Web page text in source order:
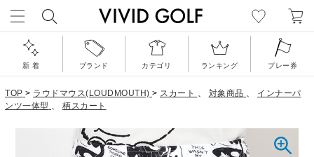
新 着 ブランド カテゴリ ランキング プレー券
TOP > ラウドマウス(LOUDMOUTH) > スカート 、 対象商品 、 インナーパ
ンツ一体型 、 柄スカート